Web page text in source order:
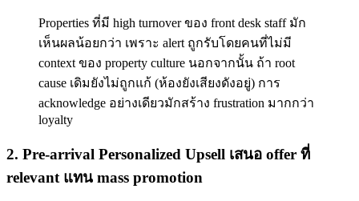
Properties ที่มี high turnover ของ front desk staff มัก
เห็นผลน้อยกว่า เพราะ alert ถูกรับโดยคนที่ไม่มี
context ของ property culture นอกจากนั้น ถ้า root
cause เดิมยังไม่ถูกแก้ (ห้องยังเสียงดังอยู่) การ
acknowledge อย่างเดียวมักสร้าง frustration มากกว่า
loyalty
2. Pre-arrival Personalized Upsell เสนอ offer ที่
relevant แทน mass promotion